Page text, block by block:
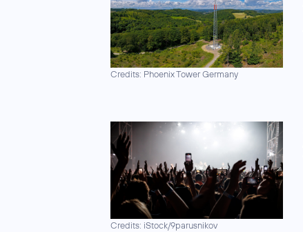
Credits: Phoenix Tower Germany
Credits: iStock/9parusnikov